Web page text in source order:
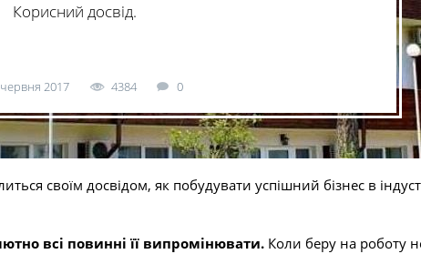
Корисний досвід.
2017 4384 0
своїм досвідом, як побудувати успішний бізнес в
всі повинні її випромінювати. Коли беру на роботу